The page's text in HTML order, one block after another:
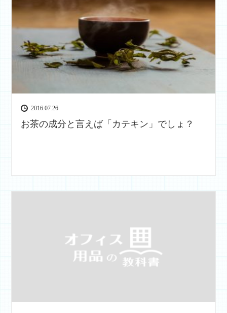
2016.07.26
お茶の成分と言えば「カテキン」でしょ？